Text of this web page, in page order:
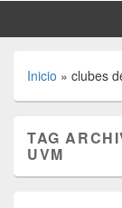
Inicio » clubes
TAG
UVM